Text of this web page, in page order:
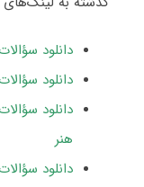
دانلود سؤالات
دانلود سؤالات آزمون
هنر